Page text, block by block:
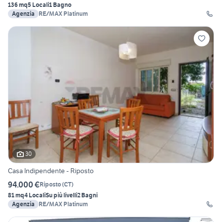
136 mq5 Locali1 Bagno
Agenzia
RE/MAX Platinum
30
Casa Indipendente - Riposto
94.000 €Riposto(CT)
81 mq4 LocaliSu più livelli2 Bagni
Agenzia
RE/MAX Platinum